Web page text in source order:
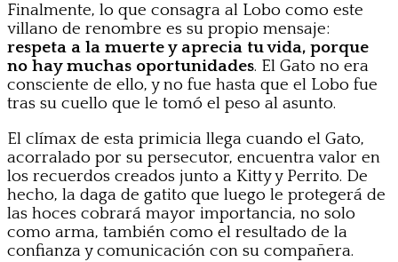
Finalmente, lo que consagra al Lobo como este
villano de renombre es su propio mensaje:
respeta a la muerte y aprecia tu vida, porque
no hay muchas oportunidades. El Gato no era
consciente de ello, y no fue hasta que el Lobo fue
tras su cuello que le tomó el peso al asunto.
El clímax de esta primicia llega cuando el Gato,
acorralado por su persecutor, encuentra valor en
los recuerdos creados junto a Kitty y Perrito. De
hecho, la daga de gatito que luego le protegerá de
las hoces cobrará mayor importancia, no solo
como arma, también como el resultado de la
confianza y comunicación con su compañera.